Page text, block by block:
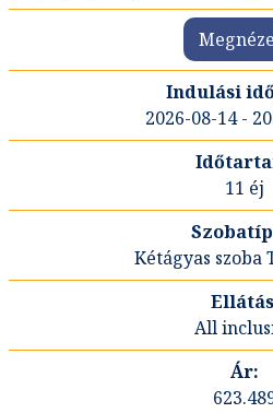
2026-08-14 -
11 éj
Kétágyas szoba
All